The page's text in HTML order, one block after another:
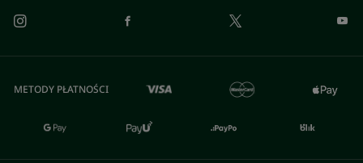
METODY PŁATNOŚCI